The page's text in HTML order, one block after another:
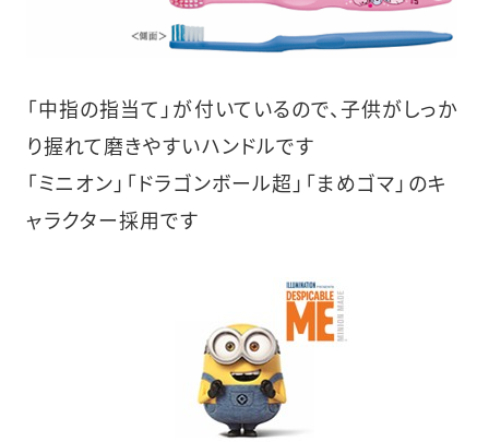
「中指の指当て」が付いているので、子供がしっか
り握れて磨きやすいハンドルです
「ミニオン」「ドラゴンボール超」「まめゴマ」のキ
ャラクター採用です